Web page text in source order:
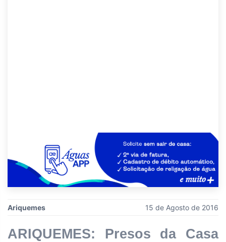
Ariquemes 15 de Agosto de 2016
ARIQUEMES: Presos da Casa